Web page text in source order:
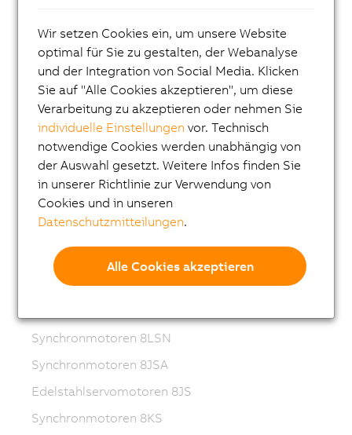
ACOPOSmotor
Frequenzumrichter (VFD)
Synchronmotoren 8LS-4
Synchronmotoren 8MS-4
ACOPOSmotor Compact
Servomotoren 8WSA
Getriebemotoren 8WSB
Synchronmotoren 8LVA
Getriebemotoren 8LVB
Synchronmotoren 8LWA
Synchronmotoren 8LSN
Synchronmotoren 8JSA
Edelstahlservomotoren 8JS
Synchronmotoren 8KS
Wir setzen Cookies ein, um unsere Website
optimal für Sie zu gestalten, der Webanalyse
und der Integration von Social Media. Klicken
Sie auf "Alle Cookies akzeptieren", um diese
Verarbeitung zu akzeptieren oder nehmen Sie
individuelle Einstellungen vor. Technisch
notwendige Cookies werden unabhängig von
der Auswahl gesetzt. Weitere Infos finden Sie
in unserer Richtlinie zur Verwendung von
Cookies und in unseren
Datenschutzmitteilungen.
Alle Cookies akzeptieren